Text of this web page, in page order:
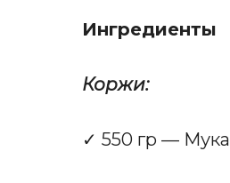
Ингредиенты
Коржи:
✓ 550 гр — Мука